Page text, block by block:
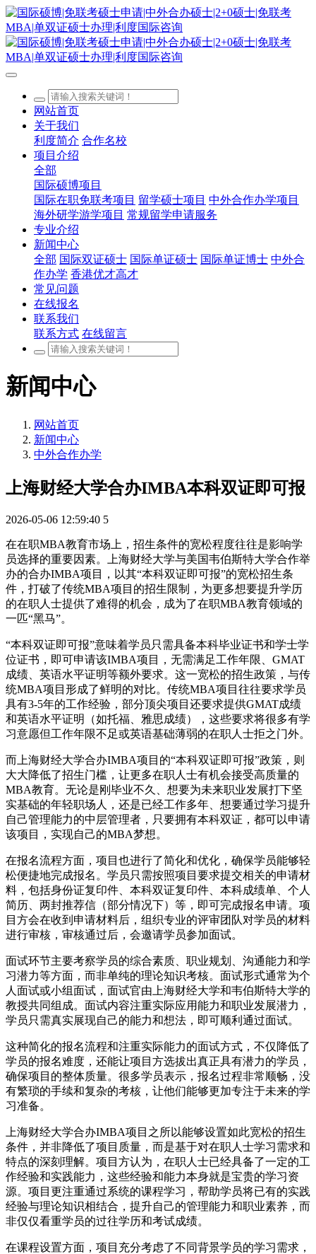
网站首页
关于我们
利度简介 合作名校
项目介绍
全部
国际硕博项目
国际在职免联考项目 留学硕士项目 中外合作办学项目
海外研学游学项目 常规留学申请服务
专业介绍
新闻中心
全部 国际双证硕士 国际单证硕士 国际单证博士 中外合
作办学 香港优才高才
常见问题
在线报名
联系我们
联系方式 在线留言
新闻中心
网站首页
新闻中心
中外合作办学
上海财经大学合办IMBA本科双证即可报
2026-05-06 12:59:40 5
在在职MBA教育市场上，招生条件的宽松程度往往是影响学
员选择的重要因素。上海财经大学与美国韦伯斯特大学合作举
办的合办IMBA项目，以其“本科双证即可报”的宽松招生条
件，打破了传统MBA项目的招生限制，为更多想要提升学历
的在职人士提供了难得的机会，成为了在职MBA教育领域的
一匹“黑马”。
“本科双证即可报”意味着学员只需具备本科毕业证书和学士学
位证书，即可申请该IMBA项目，无需满足工作年限、GMAT
成绩、英语水平证明等额外要求。这一宽松的招生政策，与传
统MBA项目形成了鲜明的对比。传统MBA项目往往要求学员
具有3-5年的工作经验，部分顶尖项目还要求提供GMAT成绩
和英语水平证明（如托福、雅思成绩），这些要求将很多有学
习意愿但工作年限不足或英语基础薄弱的在职人士拒之门外。
而上海财经大学合办IMBA项目的“本科双证即可报”政策，则
大大降低了招生门槛，让更多在职人士有机会接受高质量的
MBA教育。无论是刚毕业不久、想要为未来职业发展打下坚
实基础的年轻职场人，还是已经工作多年、想要通过学习提升
自己管理能力的中层管理者，只要拥有本科双证，都可以申请
该项目，实现自己的MBA梦想。
在报名流程方面，项目也进行了简化和优化，确保学员能够轻
松便捷地完成报名。学员只需按照项目要求提交相关的申请材
料，包括身份证复印件、本科双证复印件、本科成绩单、个人
简历、两封推荐信（部分情况下）等，即可完成报名申请。项
目方会在收到申请材料后，组织专业的评审团队对学员的材料
进行审核，审核通过后，会邀请学员参加面试。
面试环节主要考察学员的综合素质、职业规划、沟通能力和学
习潜力等方面，而非单纯的理论知识考核。面试形式通常为个
人面试或小组面试，面试官由上海财经大学和韦伯斯特大学的
教授共同组成。面试内容注重实际应用能力和职业发展潜力，
学员只需真实展现自己的能力和想法，即可顺利通过面试。
这种简化的报名流程和注重实际能力的面试方式，不仅降低了
学员的报名难度，还能让项目方选拔出真正具有潜力的学员，
确保项目的整体质量。很多学员表示，报名过程非常顺畅，没
有繁琐的手续和复杂的考核，让他们能够更加专注于未来的学
习准备。
上海财经大学合办IMBA项目之所以能够设置如此宽松的招生
条件，并非降低了项目质量，而是基于对在职人士学习需求和
特点的深刻理解。项目方认为，在职人士已经具备了一定的工
作经验和实践能力，这些经验和能力本身就是宝贵的学习资
源。项目更注重通过系统的课程学习，帮助学员将已有的实践
经验与理论知识相结合，提升自己的管理能力和职业素养，而
非仅仅看重学员的过往学历和考试成绩。
在课程设置方面，项目充分考虑了不同背景学员的学习需求，